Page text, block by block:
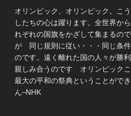
オリンピック、オリンピック。こ
したちの心は躍ります。全世界か
れぞれの国旗をかざして集まるの
が 同じ規則に従い・・・同じ条
のです。遠く離れた国の人々が勝
親しみ合うのです オリンピック
最大の平和の祭典ということがで
ん–NHK